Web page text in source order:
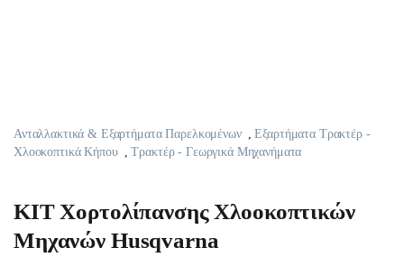
Ανταλλακτικά & Εξαρτήματα Παρελκομένων ,Εξαρτήματα Τρακτέρ -
Χλοοκοπτικά Κήπου
,Τρακτέρ - Γεωργικά Μηχανήματα
ΚΙΤ Χορτολίπανσης Χλοοκοπτικών
Μηχανών Husqvarna